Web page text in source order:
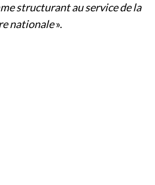
structurant au service de la
nationale».